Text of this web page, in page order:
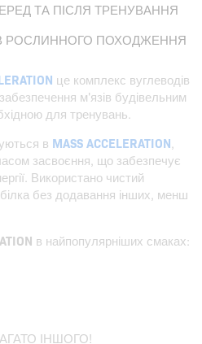
ТА ПІСЛЯ ТРЕНУВАННЯ
РОСЛИННОГО ПОХОДЖЕННЯ
це комплекс вуглеводів
м'язів будівельним
для тренувань.
в MASS ACCELERATION
засвоєння, що забезпечує
Використано чистий
без додавання інших, менш
в найпопулярніших смаках:
ІНШОГО!